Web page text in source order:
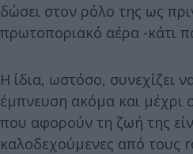
δώσει στον ρόλο της ως
πρωτοποριακό αέρα -κάτι
Η ίδια, ωστόσο, συνεχίζει
έμπνευση ακόμα και μέχρι
που αφορούν τη ζωή της
καλοδεχούμενες από τους